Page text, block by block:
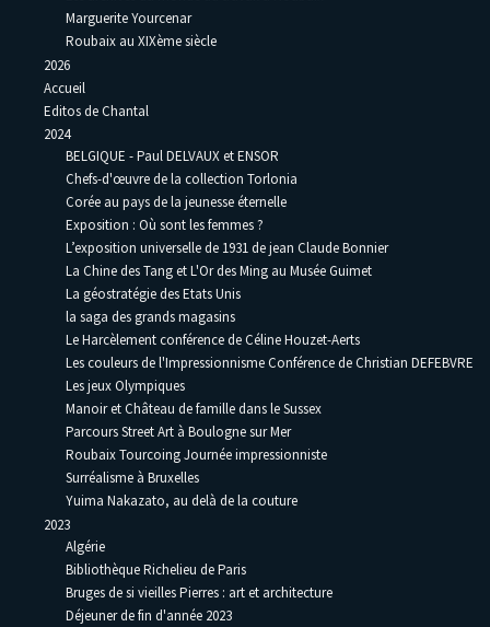
Marguerite Yourcenar
Roubaix au XIXème siècle
2026
Accueil
Editos de Chantal
2024
BELGIQUE - Paul DELVAUX et ENSOR
Chefs-d'œuvre de la collection Torlonia
Corée au pays de la jeunesse éternelle
Exposition : Où sont les femmes ?
L’exposition universelle de 1931 de jean Claude Bonnier
La Chine des Tang et L'Or des Ming au Musée Guimet
La géostratégie des Etats Unis
la saga des grands magasins
Le Harcèlement conférence de Céline Houzet-Aerts
Les couleurs de l'Impressionnisme Conférence de Christian DEFEBVRE
Les jeux Olympiques
Manoir et Château de famille dans le Sussex
Parcours Street Art à Boulogne sur Mer
Roubaix Tourcoing Journée impressionniste
Surréalisme à Bruxelles
Yuima Nakazato, au delà de la couture
2023
Algérie
Bibliothèque Richelieu de Paris
Bruges de si vieilles Pierres : art et architecture
Déjeuner de fin d'année 2023